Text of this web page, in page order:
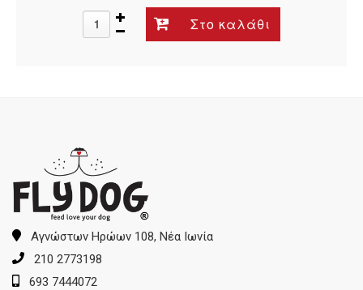
Αγνώστων Ηρώων 108, Νέα Ιωνία
210 2773198
693 7444072